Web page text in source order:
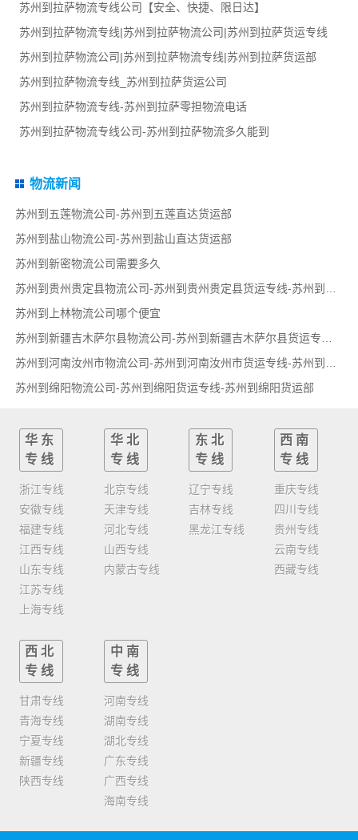
苏州到拉萨物流专线公司【安全、快捷、限日达】
苏州到拉萨物流专线|苏州到拉萨物流公司|苏州到拉萨货运专线
苏州到拉萨物流公司|苏州到拉萨物流专线|苏州到拉萨货运部
苏州到拉萨物流专线_苏州到拉萨货运公司
苏州到拉萨物流专线-苏州到拉萨零担物流电话
苏州到拉萨物流专线公司-苏州到拉萨物流多久能到
物流新闻
苏州到五莲物流公司-苏州到五莲直达货运部
苏州到盐山物流公司-苏州到盐山直达货运部
苏州到新密物流公司需要多久
苏州到上林物流公司哪个便宜
苏州到绵阳物流公司-苏州到绵阳货运专线-苏州到绵阳货运部
华东
专线
浙江专线
安徽专线
福建专线
江西专线
山东专线
江苏专线
上海专线
华北
专线
北京专线
天津专线
河北专线
山西专线
内蒙古专线
东北
专线
辽宁专线
吉林专线
黑龙江专线
西南
专线
重庆专线
四川专线
贵州专线
云南专线
西藏专线
西北
专线
甘肃专线
青海专线
宁夏专线
新疆专线
陕西专线
中南
专线
河南专线
湖南专线
湖北专线
广东专线
广西专线
海南专线